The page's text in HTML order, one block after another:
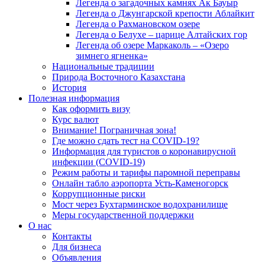
Легенда о загадочных камнях Ак Бауыр
Легенда о Джунгарской крепости Аблайкит
Легенда о Рахмановском озере
Легенда о Белухе – царице Алтайских гор
Легенда об озере Маркаколь – «Озеро
зимнего ягненка»
Национальные традиции
Природа Восточного Казахстана
История
Полезная информация
Как оформить визу
Курс валют
Внимание! Пограничная зона!
Где можно сдать тест на COVID-19?
Информация для туристов о коронавирусной
инфекции (COVID-19)
Режим работы и тарифы паромной переправы
Онлайн табло аэропорта Усть-Каменогорск
Коррупционные риски
Мост через Бухтарминское водохранилище
Меры государственной поддержки
О нас
Контакты
Для бизнеса
Объявления